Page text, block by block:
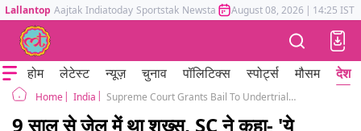
Lallantop Aajtak Indiatoday Sportstak Newstak Mumbai Tak Astrotak
August 08, 2026 | 14:25 IST
होम लेटेस्ट न्यूज़ चुनाव पॉलिटिक्स स्पोर्ट्स मौसम देश
Home India Supreme Court Grants Bail To Undertrial Prisoner Detained For 9 Years Article 21
9 साल से जेल में था शख्स, SC ने कहा- 'ये